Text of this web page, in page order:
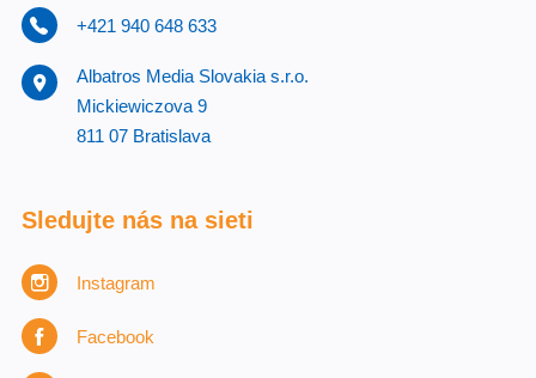
+421 940 648 633
Albatros Media Slovakia s.r.o.
Mickiewiczova 9
811 07 Bratislava
Sledujte nás na sieti
Instagram
Facebook